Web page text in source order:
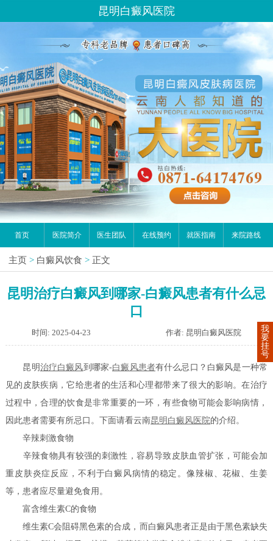
昆明白癜风医院
首页 医院简介 医生团队 在线预约 就医指南 来院路线
主页 > 白癜风饮食 > 正文
昆明治疗白癜风到哪家-白癜风患者有什么忌
口
时间: 2025-04-23 作者: 昆明白癜风医院
昆明治疗白癜风到哪家-白癜风患者有什么忌口？白癜风是一种常
见的皮肤疾病，它给患者的生活和心理都带来了很大的影响。在治疗
过程中，合理的饮食是非常重要的一环，有些食物可能会影响病情，
因此患者需要有所忌口。下面请看云南昆明白癜风医院的介绍。
辛辣刺激食物
辛辣食物具有较强的刺激性，容易导致皮肤血管扩张，可能会加
重皮肤炎症反应，不利于白癜风病情的稳定。像辣椒、花椒、生姜
等，患者应尽量避免食用。
富含维生素C的食物
维生素C会阻碍黑色素的合成，而白癜风患者正是由于黑色素缺失
我
要
挂
号